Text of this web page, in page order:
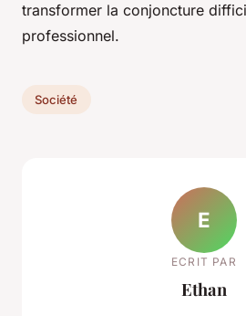
transformer la conjoncture
professionnel.
Société
E
ECRIT PAR
Ethan